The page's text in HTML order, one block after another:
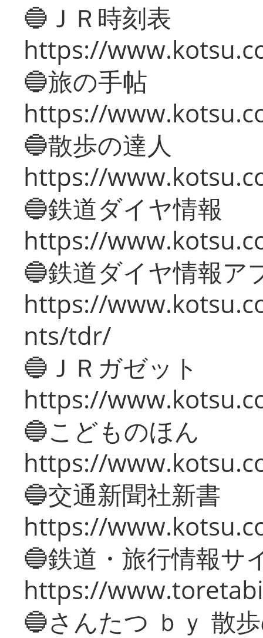
🔵ＪＲ時刻表
https://
🔵旅の手帖
https://
🔵散歩の達人
https://
🔵鉄道ダイヤ情報
https://
🔵鉄道ダイヤ情報ア
https://
nts/tdr/
🔵ＪＲガゼット
https://
🔵こどものほん
https://
🔵交通新聞社新書
https://
🔵鉄道・旅行情報サ
https://
🔵さんたつ ｂｙ 散